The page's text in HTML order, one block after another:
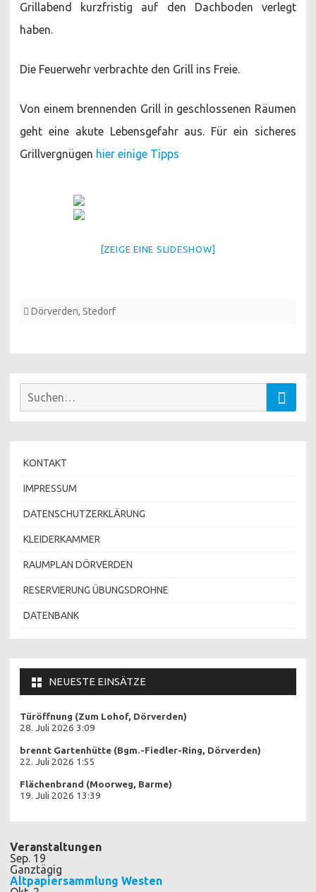
Grillabend kurzfristig auf den Dachboden verlegt
haben.
Die Feuerwehr verbrachte den Grill ins Freie.
Von einem brennenden Grill in geschlossenen Räumen
geht eine akute Lebensgefahr aus. Für ein sicheres
Grillvergnügen hier einige Tipps
[ZEIGE EINE SLIDESHOW]
Dörverden, Stedorf
Suchen
KONTAKT
IMPRESSUM
DATENSCHUTZERKLÄRUNG
KLEIDERKAMMER
RAUMPLAN DÖRVERDEN
RESERVIERUNG ÜBUNGSDROHNE
DATENBANK
NEUESTE EINSÄTZE
Türöffnung (Zum Lohof, Dörverden)
28. Juli 2026 3:09
brennt Gartenhütte (Bgm.-Fiedler-Ring, Dörverden)
22. Juli 2026 1:55
Flächenbrand (Moorweg, Barme)
19. Juli 2026 13:39
Veranstaltungen
Sep. 19
Ganztägig
Altpapiersammlung Westen